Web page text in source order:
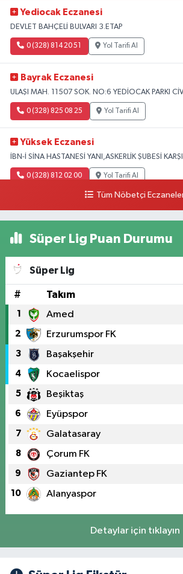
Yediocak Eczanesi
DEVLET BAHÇELİ BULVARI 3.ETAP
0 (328) 814 20 51 Yol Tarifi Al
Bayrak Eczanesi
ULAŞI MAH. 11507 SOK. NO:6 YEDİOCAK PARKI
0 (328) 825 08 25 Yol Tarifi Al
Yüksek Eczanesi
İBN-İ SİNA HASTANESİ YANI,ASKERLİK ŞUBESİ
0 (328) 812 02 00 Yol Tarifi Al
Tüm Nöbetçi
Süper Lig Puan Durumu
Süper Lig
# Takım
1 Amed
2 Erzurumspor FK
3 Başakşehir
4 Kocaelispor
5 Beşiktaş
6 Eyüpspor
7 Galatasaray
8 Çorum FK
9 Gaziantep FK
10 Alanyaspor
Detaylar için tıklayın